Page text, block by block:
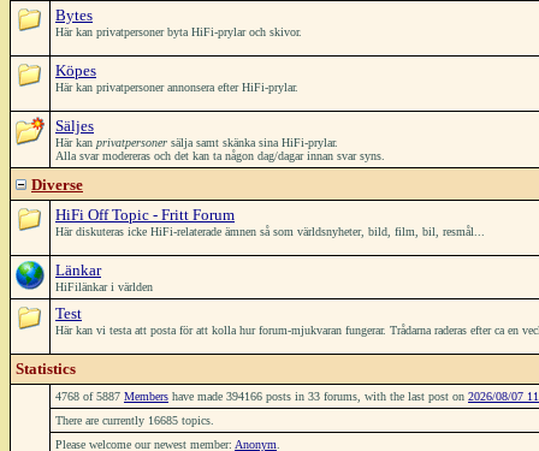
Bytes
Här kan privatpersoner byta HiFi-prylar och skivor.
Köpes
Här kan privatpersoner annonsera efter HiFi-prylar.
Säljes
Här kan privatpersoner sälja samt skänka sina HiFi-prylar.
Alla svar modereras och det kan ta någon dag/dagar innan svar syns.
Diverse
HiFi Off Topic - Fritt Forum
Här diskuteras icke HiFi-relaterade ämnen så som världsnyheter, bild, film, bil, resmål...
Länkar
HiFilänkar i världen
Test
Här kan vi testa att posta för att kolla hur forum-mjukvaran fungerar. Trådarna raderas efter ca en
Statistics
4768 of 5887 Members have made 394166 posts in 33 forums, with the last post on 2026/08/07
There are currently 16685 topics.
Please welcome our newest member: Anonym